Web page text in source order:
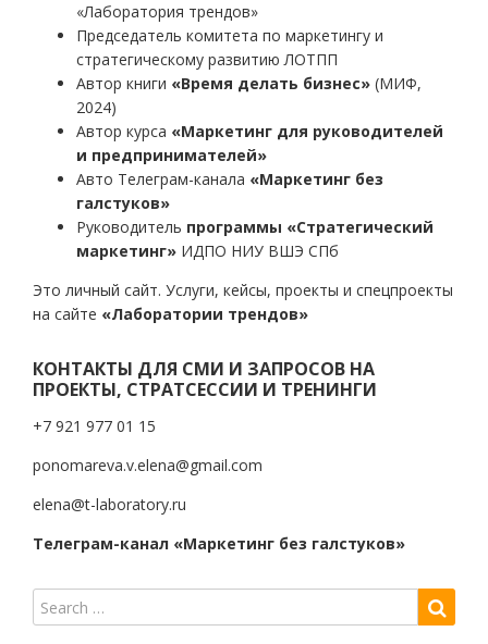
«Лаборатория трендов»
Председатель комитета по маркетингу и
стратегическому развитию ЛОТПП
Автор книги «Время делать бизнес» (МИФ,
2024)
Автор курса «Маркетинг для руководителей
и предпринимателей»
Авто Телеграм-канала «Маркетинг без
галстуков»
Руководитель программы «Стратегический
маркетинг» ИДПО НИУ ВШЭ СПб
Это личный сайт. Услуги, кейсы, проекты и спецпроекты
на сайте «Лаборатории трендов»
КОНТАКТЫ ДЛЯ СМИ И ЗАПРОСОВ НА
ПРОЕКТЫ, СТРАТСЕССИИ И ТРЕНИНГИ
+7 921 977 01 15
ponomareva.v.elena@gmail.com
elena@t-laboratory.ru
Телеграм-канал «Маркетинг без галстуков»